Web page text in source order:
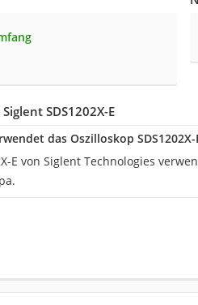
SDS1202X-E
das Oszilloskop
E von Siglent Technologies